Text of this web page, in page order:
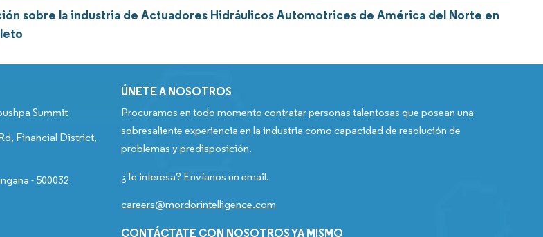
sobre la industria de Actuadores Hidráulicos Automotrices de América del Norte en
Summit
Financial District,
- 500032
ÚNETE A NOSOTROS
Procuramos en todo momento contratar personas talentosas que posean una
sobresaliente experiencia en la industria como capacidad de resolución de
problemas y predisposición.
¿Te interesa? Envíanos un email.
careers@mordorintelligence.com
CONTÁCTATE CON NOSOTROS YA MISMO